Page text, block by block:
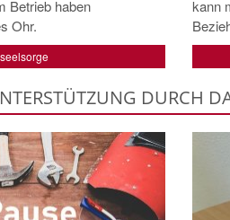
Betrieb haben
Ohr.
kann
DURCH